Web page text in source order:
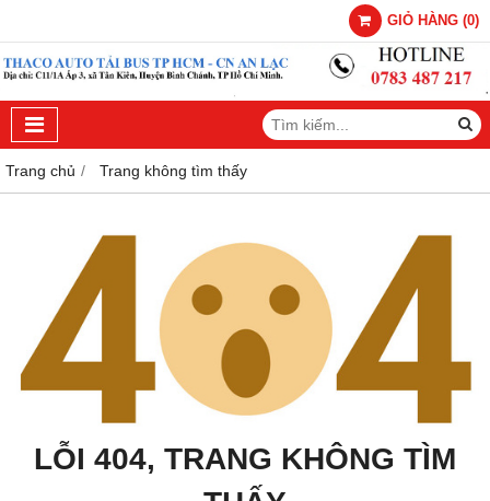
GIỎ HÀNG (0)
Trang chủ Trang không tìm thấy
LỖI 404, TRANG KHÔNG TÌM